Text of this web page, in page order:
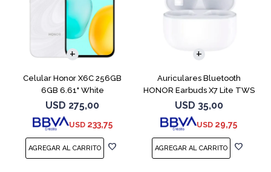
Celular Honor X6C 256GB
6GB 6.61" White
USD 275,00
USD 233,75
COMPARAR
Auriculares Bluetooth
HONOR Earbuds X7 Lite TWS
White
USD 35,00
USD 29,75